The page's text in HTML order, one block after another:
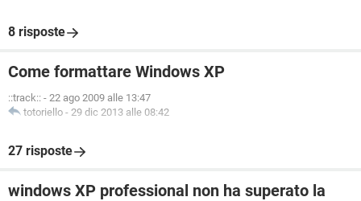
8 risposte
Come formattare Windows XP
::track:: - 22 ago 2009 alle 13:47
totoriello - 29 dic 2013 alle 08:42
27 risposte
windows XP professional non ha superato la